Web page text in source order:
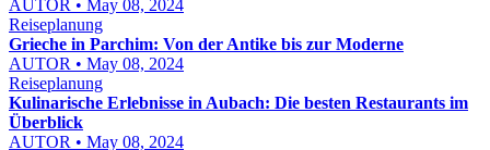
AUTOR • May 08, 2024
Reiseplanung
Grieche in Parchim: Von der Antike bis zur Moderne
AUTOR • May 08, 2024
Reiseplanung
Kulinarische Erlebnisse in Aubach: Die besten Restaurants im
Überblick
AUTOR • May 08, 2024